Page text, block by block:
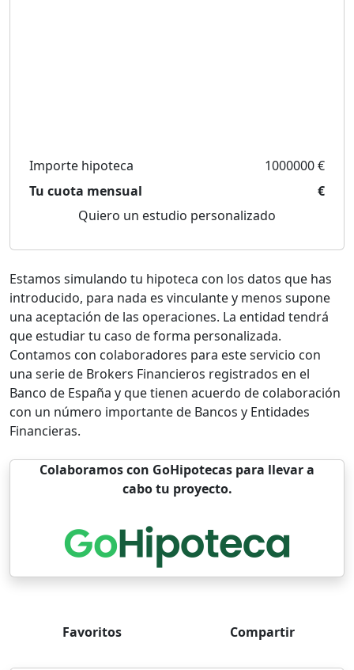
Importe hipoteca
1000000 €
Tu cuota mensual
€
Quiero un estudio personalizado
Estamos simulando tu hipoteca con los datos que has
introducido, para nada es vinculante y menos supone
una aceptación de las operaciones. La entidad tendrá
que estudiar tu caso de forma personalizada.
Contamos con colaboradores para este servicio con
una serie de Brokers Financieros registrados en el
Banco de España y que tienen acuerdo de colaboración
con un número importante de Bancos y Entidades
Financieras.
Colaboramos con GoHipotecas para llevar a
cabo tu proyecto.
Favoritos Compartir